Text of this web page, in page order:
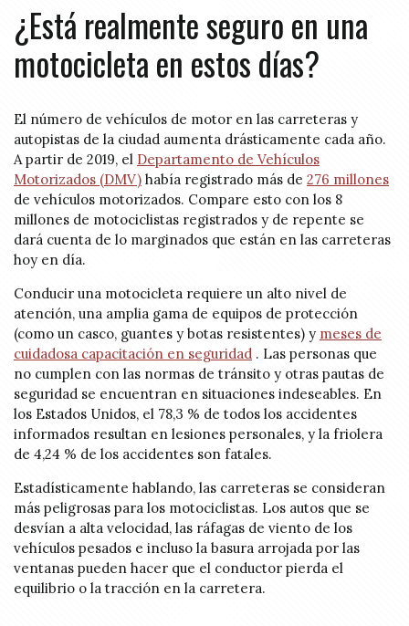
¿Está realmente seguro en una
motocicleta en estos días?
El número de vehículos de motor en las carreteras y
autopistas de la ciudad aumenta drásticamente cada año.
A partir de 2019, el Departamento de Vehículos
Motorizados (DMV) había registrado más de 276 millones
de vehículos motorizados. Compare esto con los 8
millones de motociclistas registrados y de repente se
dará cuenta de lo marginados que están en las carreteras
hoy en día.
Conducir una motocicleta requiere un alto nivel de
atención, una amplia gama de equipos de protección
(como un casco, guantes y botas resistentes) y meses de
cuidadosa capacitación en seguridad . Las personas que
no cumplen con las normas de tránsito y otras pautas de
seguridad se encuentran en situaciones indeseables. En
los Estados Unidos, el 78,3 % de todos los accidentes
informados resultan en lesiones personales, y la friolera
de 4,24 % de los accidentes son fatales.
Estadísticamente hablando, las carreteras se consideran
más peligrosas para los motociclistas. Los autos que se
desvían a alta velocidad, las ráfagas de viento de los
vehículos pesados e incluso la basura arrojada por las
ventanas pueden hacer que el conductor pierda el
equilibrio o la tracción en la carretera.